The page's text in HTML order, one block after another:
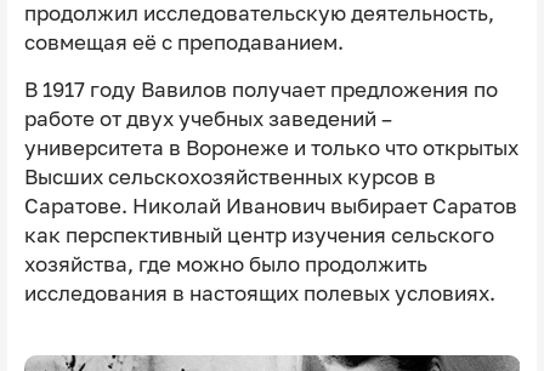
продолжил исследовательскую деятельность,
совмещая её с преподаванием.
В 1917 году Вавилов получает предложения по
работе от двух учебных заведений –
университета в Воронеже и только что открытых
Высших сельскохозяйственных курсов в
Саратове. Николай Иванович выбирает Саратов
как перспективный центр изучения сельского
хозяйства, где можно было продолжить
исследования в настоящих полевых условиях.